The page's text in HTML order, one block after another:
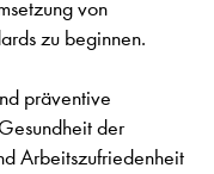
von
zu beginnen.
präventive
der
Arbeitszufriedenheit